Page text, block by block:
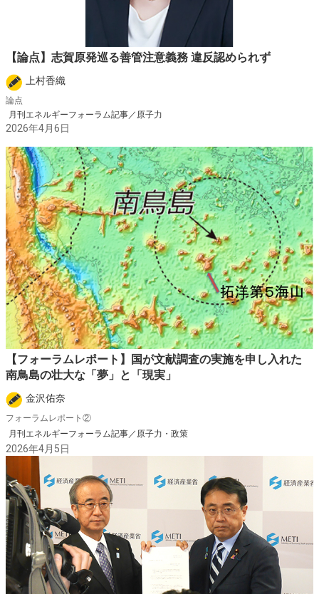
【論点】志賀原発巡る善管注意義務 違反認められず
上村香織
論点
月刊エネルギーフォーラム記事／原子力
2026年4月6日
【フォーラムレポート】国が文献調査の実施を申し入れた
南鳥島の壮大な「夢」と「現実」
金沢佑奈
フォーラムレポート②
月刊エネルギーフォーラム記事／原子力・政策
2026年4月5日